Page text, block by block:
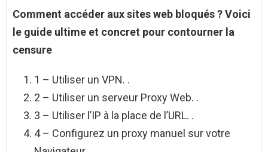
Comment accéder auxsitesweb bloqués?Voici
le guide ultime et concret pour contourner la
censure
1 – Utiliser un VPN. .
2 – Utiliser un serveur Proxy Web. .
3 – Utiliser l’IP à la place de l’URL. .
4 – Configurez un proxy manuel sur votre